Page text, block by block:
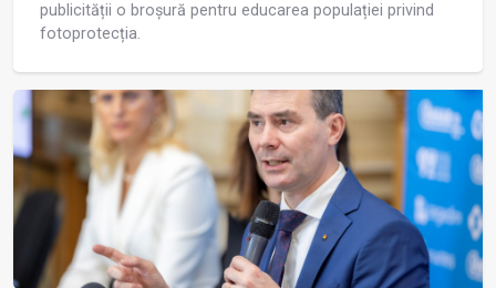
publicității o broșură pentru educarea populației privind
fotoprotecția.